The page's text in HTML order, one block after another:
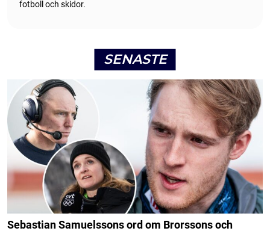
fotboll och skidor.
SENASTE
Sebastian Samuelssons ord om Brorssons och